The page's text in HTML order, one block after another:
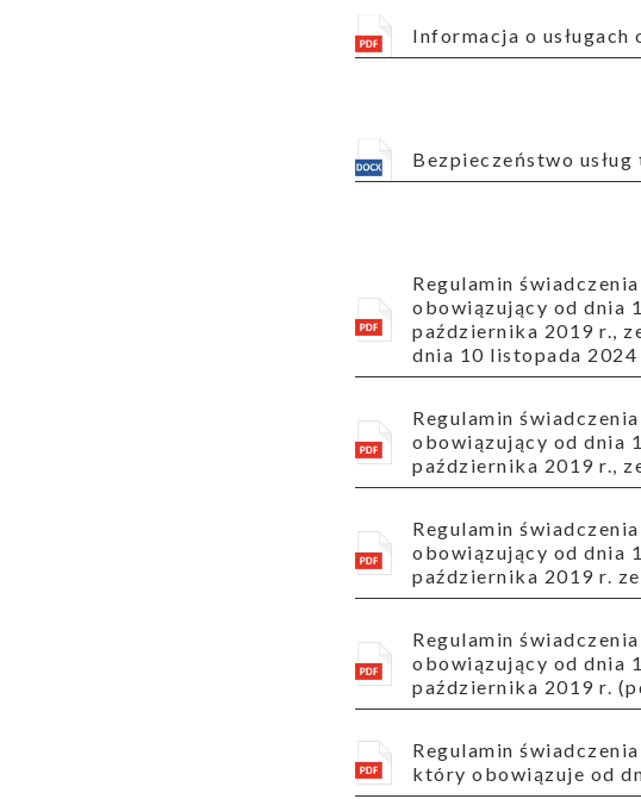
Aktualności
Informacja o
Bezpieczeństwo
Regulamin świadczenia publicznie dostępnych usług telekomunikacyjnych w Ogólnopolskiej Sieci Edukacyjnej
obowiązujący od dnia
października 2019 r.,
dnia 10 listopada
Regulamin świadczenia publicznie dostępnych usług telekomunikacyjnych w Ogólnopolskiej Sieci Edukacyjnej
obowiązujący od dnia
października 2019 r.,
Regulamin świadczenia publicznie dostępnych usług telekomunikacyjnych w Ogólnopolskiej Sieci Edukacyjnej
obowiązujący od dnia
października 2019 r.
Regulamin świadczenia publicznie dostępnych usług telekomunikacyjnych w Ogólnopolskiej Sieci Edukacyjnej
obowiązujący od dnia
października 2019 r.
Regulamin świadczenia publicznie dostępnych usług telekomunikacyjnych w Ogólnopolskiej Sieci Edukacyjnej,
który obowiązuje od